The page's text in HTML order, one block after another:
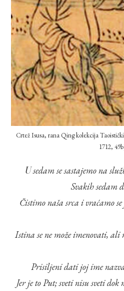
Crtež Isusa, rana Qing kolekcija
1712,
U sedam se sastajemo na službu molitve za spasenje svih.
Svakih sedam
Čistimo naša srca i vraćamo
Istina se ne može imenovati,
Prisiljeni dati joj ime
Jer je to Put; sveti nisu sveti